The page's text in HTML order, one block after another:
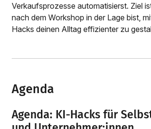
Verkaufsprozesse automatisierst. Ziel
nach dem Workshop in der Lage bist,
Hacks deinen Alltag effizienter zu
Agenda
Agenda: KI-Hacks für